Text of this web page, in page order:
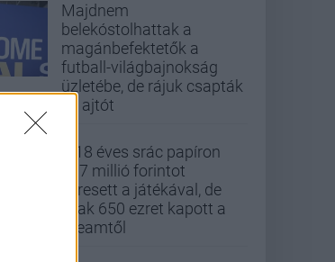
Majdnem
belekóstolhattak a
magánbefektetők a
futball-világbajnokság
üzletébe, de rájuk csapták
az ajtót
A 18 éves srác papíron
437 millió forintot
keresett a játékával, de
csak 650 ezret kapott a
Steamtől